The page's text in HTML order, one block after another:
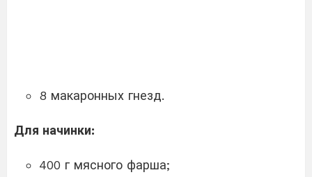
8 макаронных гнезд.
Для начинки:
400 г мясного фарша;